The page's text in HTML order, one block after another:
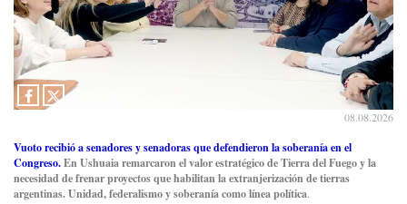
presente y es futuro.https://t.co/uhRcKnCCc5
Ver en X
Consenso Patagónico
@consensopatagon
5d
La crisis en el estrecho de Ormuz: así golpea la guerra con
Irán al petróleo
https://t.co/IInL9uYZvh
https://t.co/ytaelKSfHm
Ver en X
08.08.2026
Vuoto recibió a senadores y senadoras que defendieron la soberanía en el
Congreso.En Ushuaia remarcaron el valor estratégico de Tierra del Fuego y la
necesidad de frenar proyectos que habilitan la extranjerización de tierras
argentinas. Unidad, federalismo y soberanía como línea política.